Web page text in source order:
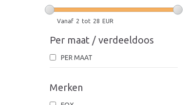
Vanaf 2 tot 28 EUR
Per maat / verdeeldoos
PER MAAT
Merken